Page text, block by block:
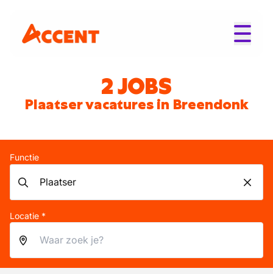
2 JOBS
Plaatser vacatures in Breendonk
Functie
Locatie *